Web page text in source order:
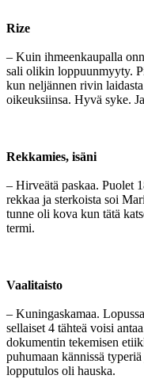
Rize
– Kuin ihmeenkaupalla
sali olikin loppuunmyyty.
kun neljännen rivin
oikeuksiinsa. Hyvä syke.
Rekkamies, isäni
– Hirveätä paskaa. Puolet
rekkaa ja sterkoista soi
tunne oli kova kun tätä
termi.
Vaalitaisto
– Kuningaskamaa.
sellaiset 4 tähteä voisi
dokumentin tekemisen
puhumaan kännissä
lopputulos oli hauska.